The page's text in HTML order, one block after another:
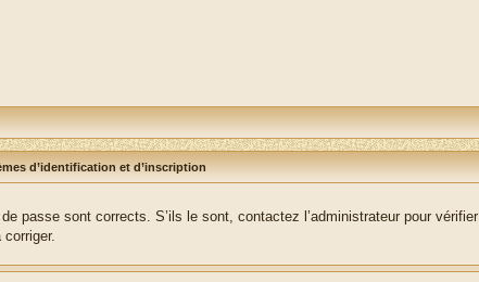
d’identification et d’inscription
passe sont corrects. S’ils le sont, contactez l’administrateur pour